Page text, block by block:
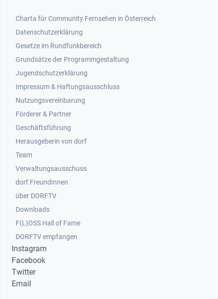
Footer 1
Charta für Community Fernsehen in Österreich
Datenschutzerklärung
Gesetze im Rundfunkbereich
Grundsätze der Programmgestaltung
Jugendschutzerklärung
Impressum & Haftungsausschluss
Nutzungsvereinbarung
Footer 2
Förderer & Partner
Geschäftsführung
Herausgeberin von dorf
Team
Verwaltungsausschuss
dorf FreundInnen
Footer 3
über DORFTV
Downloads
F(L)OSS Hall of Fame
Footer 4
DORFTV empfangen
Instagram
Facebook
Twitter
Email